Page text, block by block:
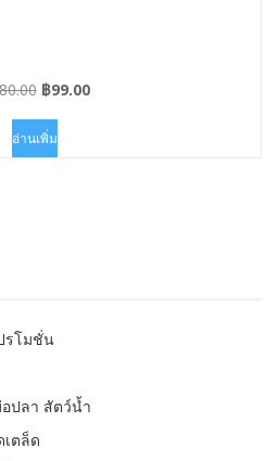
Original
was:
฿280.00.
฿99.00Current
อ่านเพิ่ม
รโมชั่น
ปลา สัตว์น้ำ
ตล็ด